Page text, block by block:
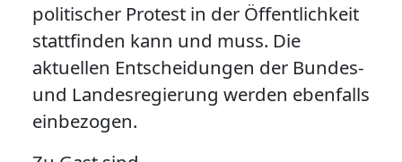
politischer Protest in der Öffentlichkeit
stattfinden kann und muss. Die
aktuellen Entscheidungen der Bundes-
und Landesregierung werden ebenfalls
einbezogen.